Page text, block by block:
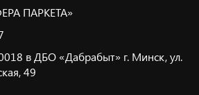
ПАРКЕТА»
в ДБО «Дабрабыт» г. Минск, ул.
49